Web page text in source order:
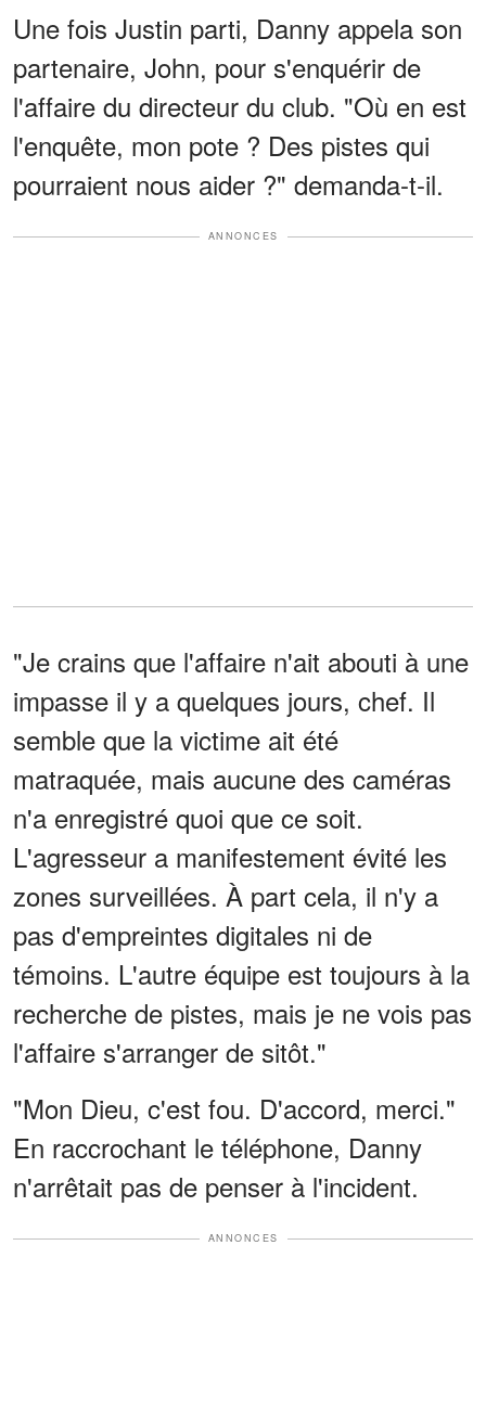
Une fois Justin parti, Danny appela son
partenaire, John, pour s'enquérir de
l'affaire du directeur du club. "Où en est
l'enquête, mon pote ? Des pistes qui
pourraient nous aider ?" demanda-t-il.
ANNONCES
"Je crains que l'affaire n'ait abouti à une
impasse il y a quelques jours, chef. Il
semble que la victime ait été
matraquée, mais aucune des caméras
n'a enregistré quoi que ce soit.
L'agresseur a manifestement évité les
zones surveillées. À part cela, il n'y a
pas d'empreintes digitales ni de
témoins. L'autre équipe est toujours à la
recherche de pistes, mais je ne vois pas
l'affaire s'arranger de sitôt."
"Mon Dieu, c'est fou. D'accord, merci."
En raccrochant le téléphone, Danny
n'arrêtait pas de penser à l'incident.
ANNONCES